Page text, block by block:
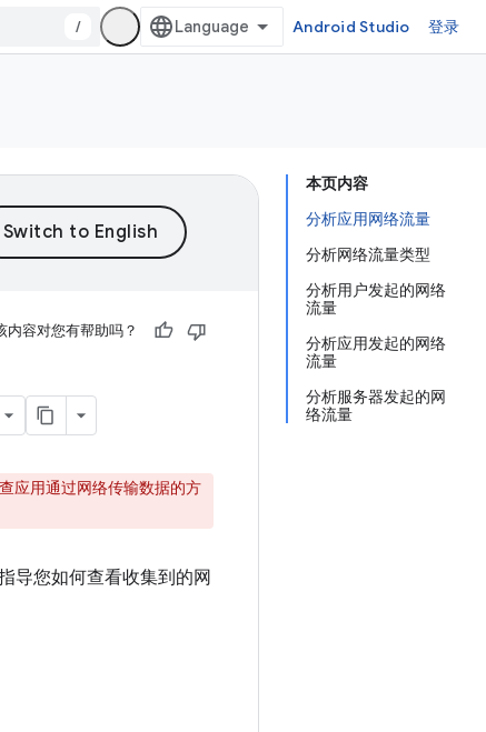
/ Android Studio 登录
本页内容
分析应用网络流量
分析网络流量类型
分析用户发起的网络
流量
分析应用发起的网络
流量
分析服务器发起的网
络流量
内容对您有帮助吗？
应用通过网络传输数据的方
导您如何查看收集到的网